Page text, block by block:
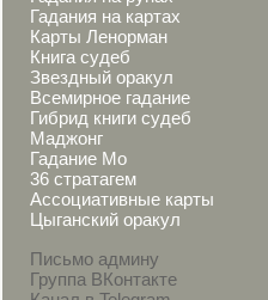
Гадания на картах
Карты Ленорман
Книга судеб
Звездный оракул
Всемирное гадание
Гибрид книги судеб
Маджонг
Гадание Мо
36 стратагем
Ассоциативные карты
Цыганский оракул
Письмо админу
Группа ВКонтакте